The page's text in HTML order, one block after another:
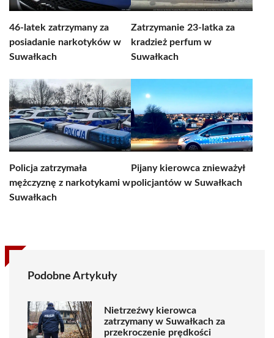
46-latek zatrzymany za
posiadanie narkotyków w
Suwałkach
Zatrzymanie 23-latka za
kradzież perfum w
Suwałkach
Policja zatrzymała
mężczyznę z narkotykami w
Suwałkach
Pijany kierowca znieważył
policjantów w Suwałkach
Podobne Artykuły
Nietrzeźwy kierowca
zatrzymany w Suwałkach za
przekroczenie prędkości